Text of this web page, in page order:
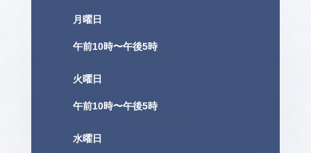
月曜日
午前10時〜午後5時
火曜日
午前10時〜午後5時
水曜日